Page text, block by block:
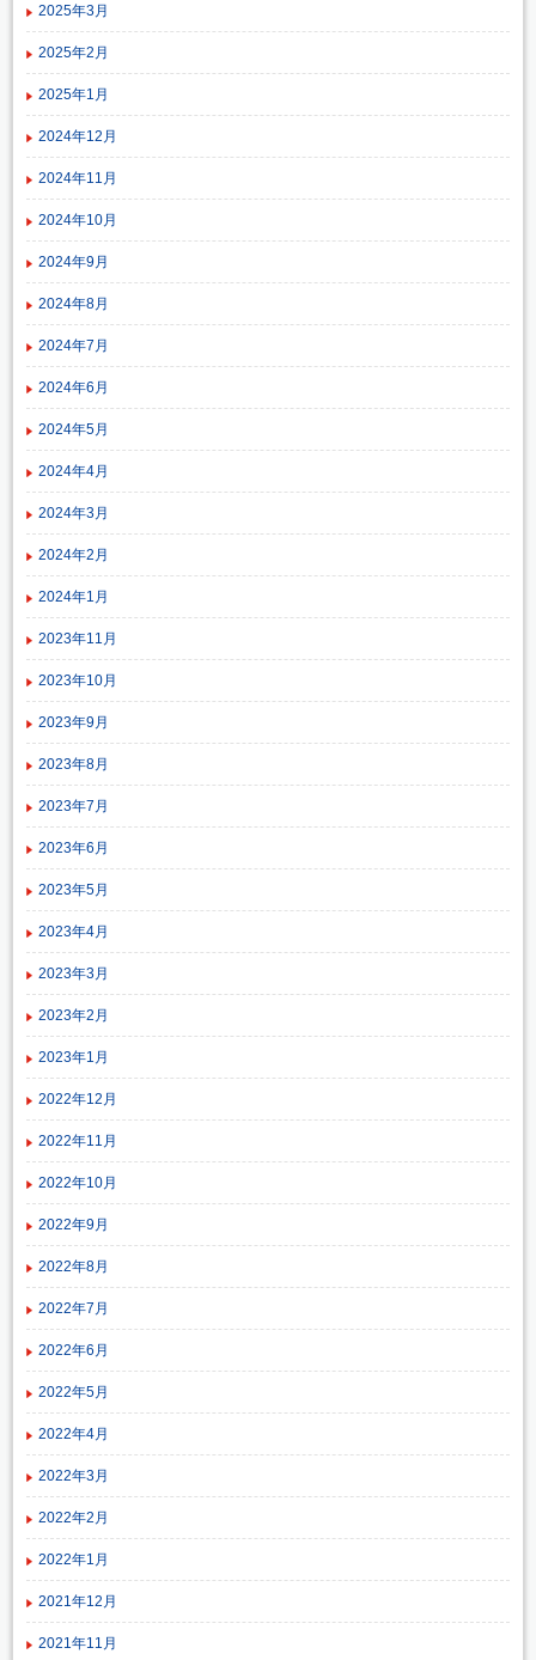
2025年3月
2025年2月
2025年1月
2024年12月
2024年11月
2024年10月
2024年9月
2024年8月
2024年7月
2024年6月
2024年5月
2024年4月
2024年3月
2024年2月
2024年1月
2023年11月
2023年10月
2023年9月
2023年8月
2023年7月
2023年6月
2023年5月
2023年4月
2023年3月
2023年2月
2023年1月
2022年12月
2022年11月
2022年10月
2022年9月
2022年8月
2022年7月
2022年6月
2022年5月
2022年4月
2022年3月
2022年2月
2022年1月
2021年12月
2021年11月